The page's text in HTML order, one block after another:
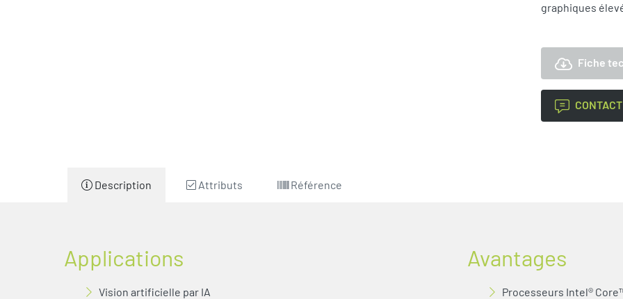
graphiques
Fiche
Description Attributs Référence
Applications
Vision artificielle par IA
Avantages
Processeurs Intel®